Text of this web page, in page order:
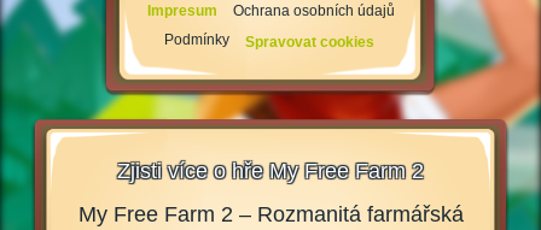
Impresum
Ochrana osobních údajů
Podmínky
Spravovat cookies
Zjisti více o hře My Free Farm 2
My Free Farm 2 – Rozmanitá farmářská
My